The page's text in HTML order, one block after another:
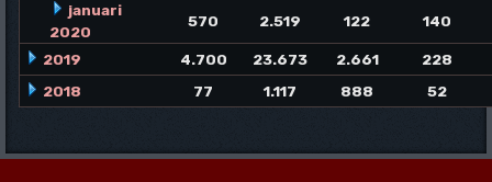
januari
2020
570 2.519 122 140
2019 4.700 23.673 2.661
228
2018
77 1.117 888 52